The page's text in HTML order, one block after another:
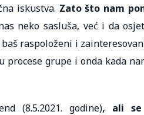
iskustva. Zato što nam
neko sasluša, već i da
raspoloženi i
procese grupe i onda kada
(8.5.2021. godine), ali se